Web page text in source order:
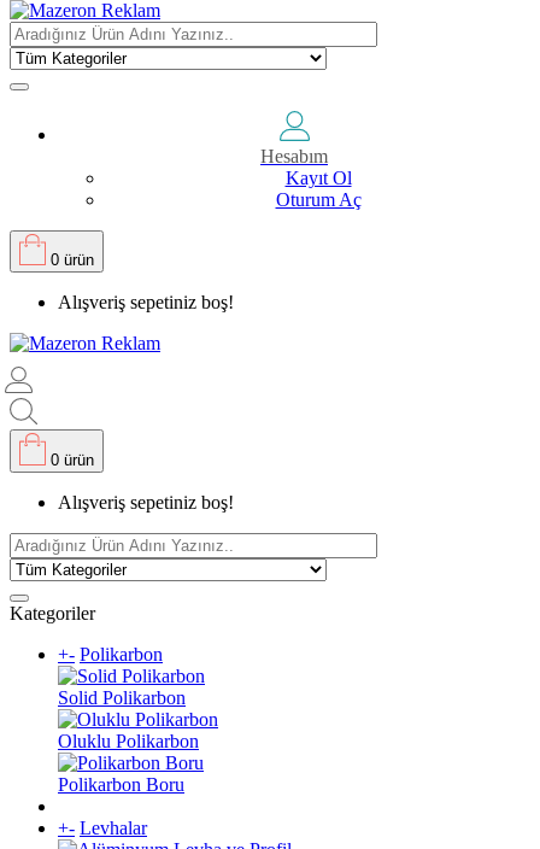
Hesabım
Kayıt Ol
Oturum Aç
0 ürün
Alışveriş sepetiniz boş!
0 ürün
Alışveriş sepetiniz boş!
Kategoriler
+- Polikarbon
Solid Polikarbon
Oluklu Polikarbon
Polikarbon Boru
+- Levhalar